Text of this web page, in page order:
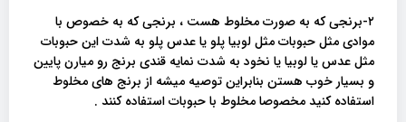
۲-برنجی که به صورت مخلوط هست ، برنجی که به خصوص با
موادی مثل حبوبات مثل لوبیا پلو یا عدس پلو به شدت این حبوبات
مثل عدس یا لوبیا یا نخود به شدت نمایه قندی برنج رو میارن پایین
و بسیار خوب هستن بنابراین توصیه میشه از برنج های مخلوط
استفاده کنید مخصوصا مخلوط با حبوبات استفاده کنند .